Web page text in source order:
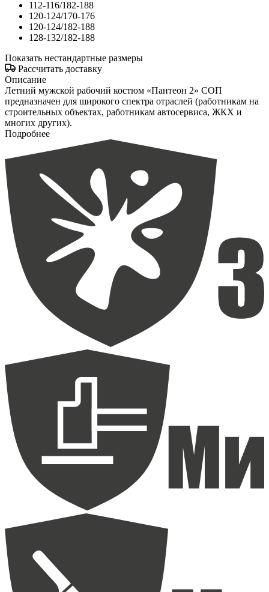
112-116/182-188
120-124/170-176
120-124/182-188
128-132/182-188
Показать нестандартные размеры
Рассчитать доставку
Описание
Летний мужской рабочий костюм «Пантеон 2» СОП
предназначен для широкого спектра отраслей (работникам на
строительных объектах, работникам автосервиса, ЖКХ и
многих других).
Подробнее